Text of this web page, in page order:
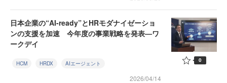
日本企業の“AI-ready”とHRモダナイゼーショ
ンの支援を加速 今年度の事業戦略を発表—ワ
ークデイ
HCM HRDX AIエージェント
2026/04/14
0